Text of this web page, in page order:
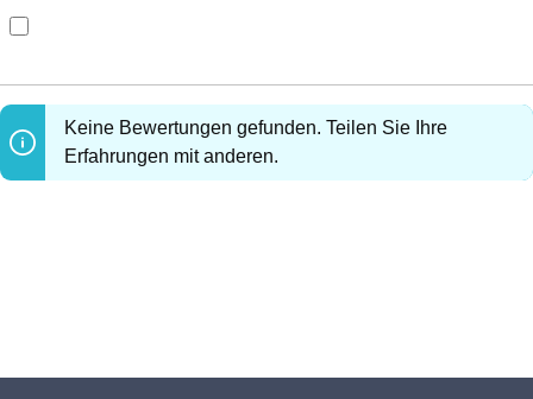
Keine Bewertungen gefunden. Teilen Sie Ihre
Erfahrungen mit anderen.